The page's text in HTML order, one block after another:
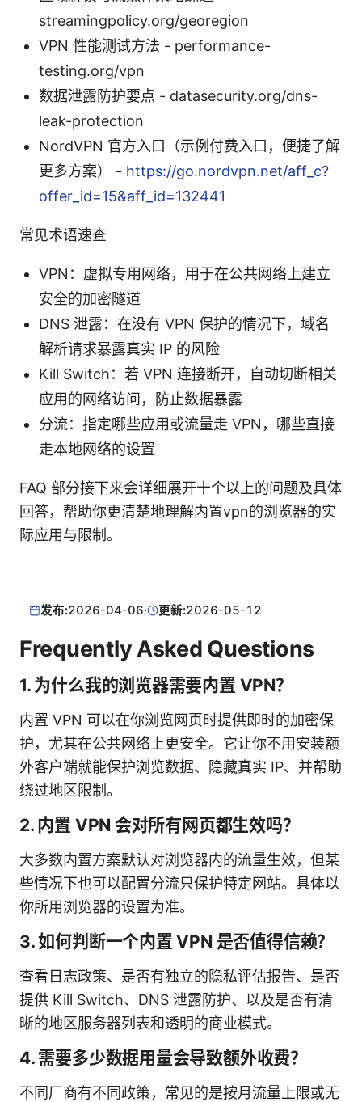
streamingpolicy.org/georegion
VPN 性能测试方法 - performance-
testing.org/vpn
数据泄露防护要点 - datasecurity.org/dns-
leak-protection
NordVPN 官方入口（示例付费入口，便捷了解
更多方案） - https://go.nordvpn.net/aff_c?
offer_id=15&aff_id=132441
常见术语速查
VPN：虚拟专用网络，用于在公共网络上建立
安全的加密隧道
DNS 泄露：在没有 VPN 保护的情况下，域名
解析请求暴露真实 IP 的风险
Kill Switch：若 VPN 连接断开，自动切断相关
应用的网络访问，防止数据暴露
分流：指定哪些应用或流量走 VPN，哪些直接
走本地网络的设置
FAQ 部分接下来会详细展开十个以上的问题及具体
回答，帮助你更清楚地理解内置vpn的浏览器的实
际应用与限制。
发布:2026-04-06· 更新:2026-05-12
Frequently Asked Questions
1. 为什么我的浏览器需要内置 VPN？
内置 VPN 可以在你浏览网页时提供即时的加密保
护，尤其在公共网络上更安全。它让你不用安装额
外客户端就能保护浏览数据、隐藏真实 IP、并帮助
绕过地区限制。
2. 内置 VPN 会对所有网页都生效吗？
大多数内置方案默认对浏览器内的流量生效，但某
些情况下也可以配置分流只保护特定网站。具体以
你所用浏览器的设置为准。
3. 如何判断一个内置 VPN 是否值得信赖？
查看日志政策、是否有独立的隐私评估报告、是否
提供 Kill Switch、DNS 泄露防护、以及是否有清
晰的地区服务器列表和透明的商业模式。
4. 需要多少数据用量会导致额外收费？
不同厂商有不同政策，常见的是按月流量上限或无